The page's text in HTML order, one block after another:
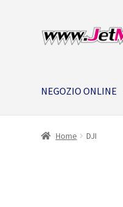
Vai
alla
Vai
al
NEGOZIO ONLINE
Home DJI